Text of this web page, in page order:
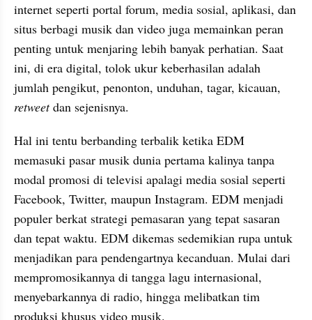
internet seperti portal forum, media sosial, aplikasi, dan
situs berbagi musik dan video juga memainkan peran
penting untuk menjaring lebih banyak perhatian. Saat
ini, di era digital, tolok ukur keberhasilan adalah
retweet dan sejenisnya.
Hal ini tentu berbanding terbalik ketika EDM
memasuki pasar musik dunia pertama kalinya tanpa
modal promosi di televisi apalagi media sosial seperti
Facebook, Twitter, maupun Instagram. EDM menjadi
populer berkat strategi pemasaran yang tepat sasaran
dan tepat waktu. EDM dikemas sedemikian rupa untuk
menjadikan para pendengartnya kecanduan. Mulai dari
mempromosikannya di tangga lagu internasional,
menyebarkannya di radio, hingga melibatkan tim
produksi khusus video musik.